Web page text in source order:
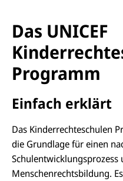
Das UNICEF
Programm
Einfach erklärt
Das Kinderrechteschulen
die Grundlage für einen
Menschenrechtsbildung.